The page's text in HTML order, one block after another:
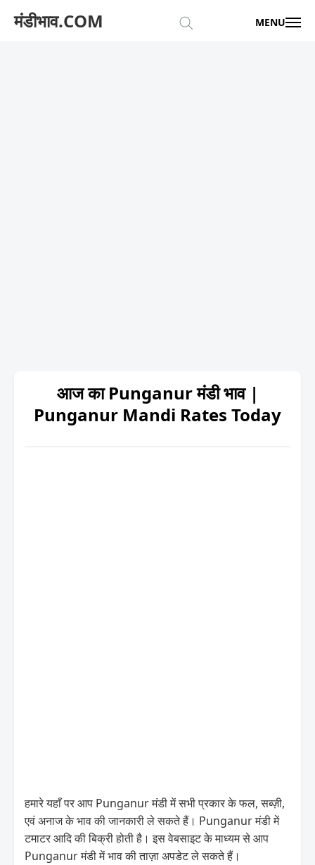
मंडीभाव.COM MENU
आज का Punganur मंडी भाव |
Punganur Mandi Rates Today
हमारे यहाँ पर आप Punganur मंडी में सभी प्रकार के फल, सब्ज़ी,
एवं अनाज के भाव की जानकारी ले सकते हैं। Punganur मंडी में
टमाटर आदि की बिक्री होती है। इस वेबसाइट के माध्यम से आप
Punganur मंडी में भाव की ताज़ा अपडेट ले सकते हैं।